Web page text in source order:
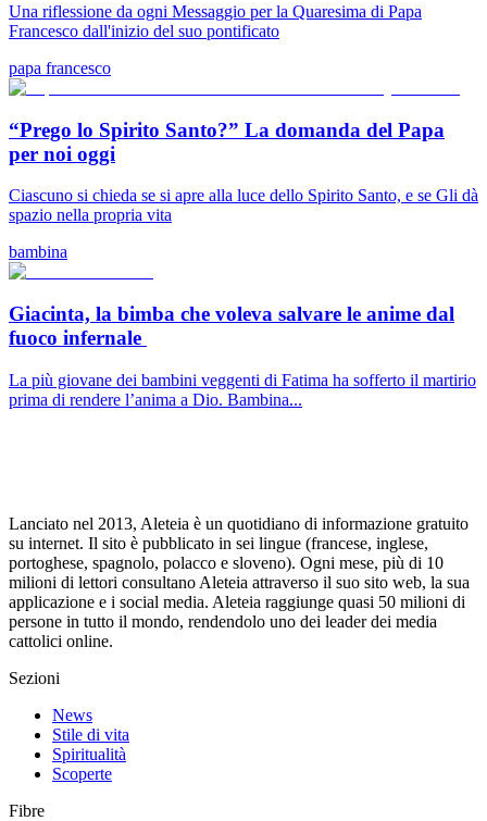
Una riflessione da ogni Messaggio per la Quaresima di Papa
Francesco dall'inizio del suo pontificato
papa francesco
“Prego lo Spirito Santo?” La domanda del Papa
per noi oggi
Ciascuno si chieda se si apre alla luce dello Spirito Santo, e se Gli dà
spazio nella propria vita
bambina
Giacinta, la bimba che voleva salvare le anime dal
fuoco infernale
La più giovane dei bambini veggenti di Fatima ha sofferto il martirio
prima di rendere l’anima a Dio. Bambina...
Lanciato nel 2013, Aleteia è un quotidiano di informazione gratuito
su internet. Il sito è pubblicato in sei lingue (francese, inglese,
portoghese, spagnolo, polacco e sloveno). Ogni mese, più di 10
milioni di lettori consultano Aleteia attraverso il suo sito web, la sua
applicazione e i social media. Aleteia raggiunge quasi 50 milioni di
persone in tutto il mondo, rendendolo uno dei leader dei media
cattolici online.
Sezioni
News
Stile di vita
Spiritualità
Scoperte
Fibre